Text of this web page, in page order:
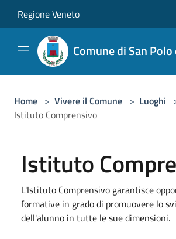
Regione Veneto
Comune di San
Home > Vivere il Comune > Luoghi
Istituto Comprensivo
Istituto
L'Istituto Comprensivo garantisce
formative in grado di promuovere lo
dell'alunno in tutte le sue dimensioni.